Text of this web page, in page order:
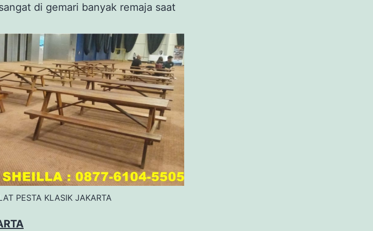
di gemari banyak remaja saat
PESTA KLASIK JAKARTA